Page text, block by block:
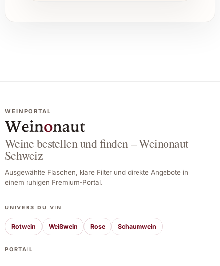
WEINPORTAL
Weine bestellen und finden – Weinonaut
Schweiz
Ausgewählte Flaschen, klare Filter und direkte Angebote in
einem ruhigen Premium-Portal.
UNIVERS DU VIN
Rotwein Weißwein Rose Schaumwein
PORTAIL